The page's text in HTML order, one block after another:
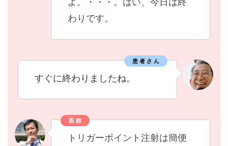
わりです。
患 者 さ ん
すぐに終わりましたね。
医 師
トリガーポイント注射は簡便